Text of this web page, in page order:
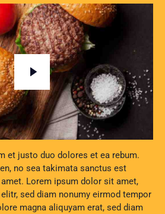
et justo duo dolores et ea rebum.
no sea takimata sanctus est
Lorem ipsum dolor sit amet,
sed diam nonumy eirmod tempor
magna aliquyam erat, sed diam